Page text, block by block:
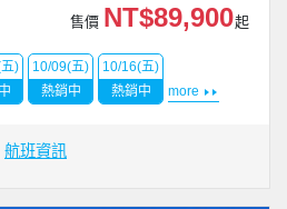
售價 NT$89,900起
)
10/09(五)
熱銷中
10/16(五)
熱銷中
more
航班資訊